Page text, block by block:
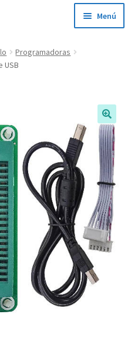
Menú
Programadoras
USB